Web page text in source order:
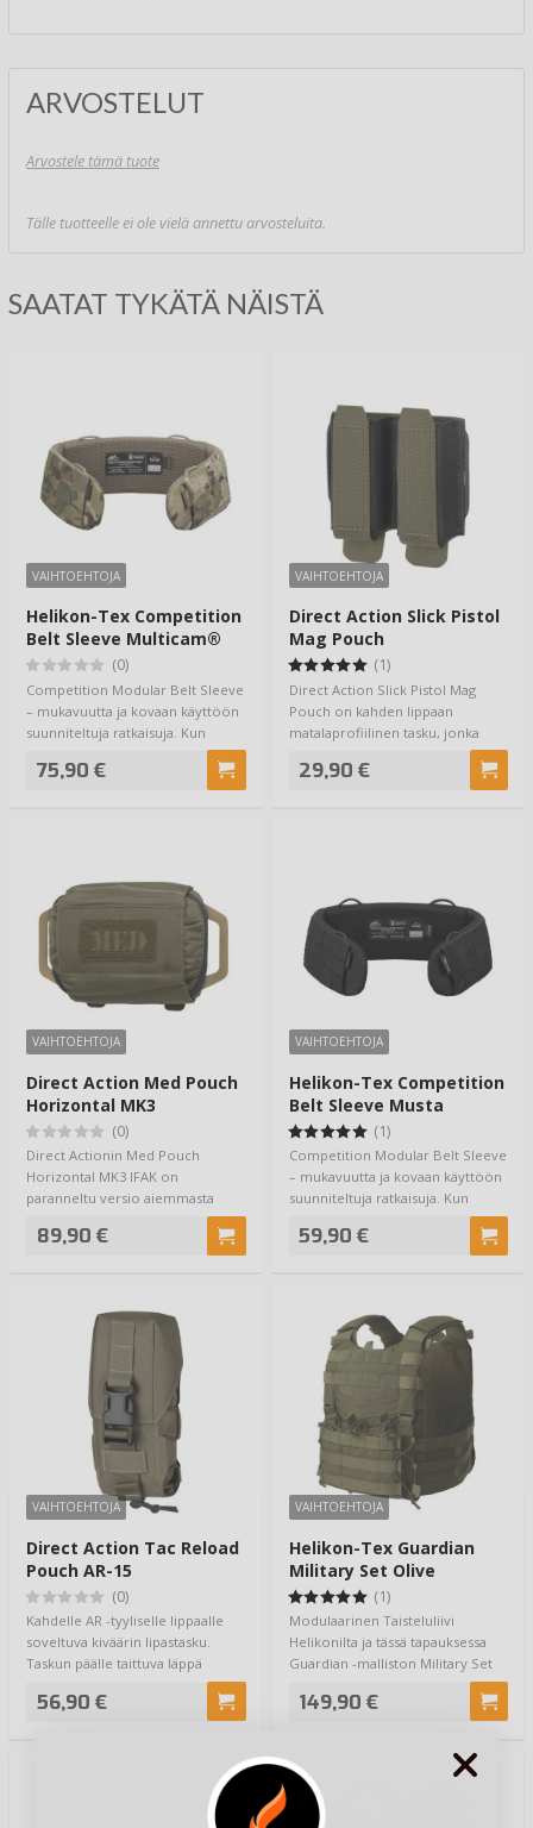
ARVOSTELUT
Arvostele tämä tuote
Tälle tuotteelle ei ole vielä annettu arvosteluita.
SAATAT TYKÄTÄ NÄISTÄ
VAIHTOEHTOJA
Helikon-Tex Competition
Belt Sleeve Multicam®
(0)
Competition Modular Belt Sleeve
– mukavuutta ja kovaan käyttöön
suunniteltuja ratkaisuja. Kun
75,90 €
VAIHTOEHTOJA
Direct Action Slick Pistol
Mag Pouch
(1)
Direct Action Slick Pistol Mag
Pouch on kahden lippaan
matalaprofiilinen tasku, jonka
29,90 €
VAIHTOEHTOJA
Direct Action Med Pouch
Horizontal MK3
(0)
Direct Actionin Med Pouch
Horizontal MK3 IFAK on
paranneltu versio aiemmasta
89,90 €
VAIHTOEHTOJA
Helikon-Tex Competition
Belt Sleeve Musta
(1)
Competition Modular Belt Sleeve
– mukavuutta ja kovaan käyttöön
suunniteltuja ratkaisuja. Kun
59,90 €
VAIHTOEHTOJA
Direct Action Tac Reload
Pouch AR-15
(0)
Kahdelle AR -tyyliselle lippaalle
soveltuva kiväärin lipastasku.
Taskun päälle taittuva läppä
56,90 €
VAIHTOEHTOJA
Helikon-Tex Guardian
Military Set Olive
(1)
Modulaarinen Taisteluliivi
Helikonilta ja tässä tapauksessa
Guardian -malliston Military Set
149,90 €